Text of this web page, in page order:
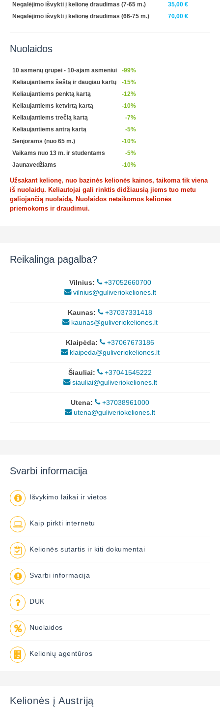
Negalėjimo išvykti į kelionę draudimas (7-65 m.)
35,00 €
Negalėjimo išvykti į kelionę draudimas (66-75 m.)
70,00 €
Nuolaidos
10 asmenų grupei - 10-ajam asmeniui
-99%
Keliaujantiems šeštą ir daugiau kartų
-15%
Keliaujantiems penktą kartą
-12%
Keliaujantiems ketvirtą kartą
-10%
Keliaujantiems trečią kartą
-7%
Keliaujantiems antrą kartą
-5%
Senjorams (nuo 65 m.)
-10%
Vaikams nuo 13 m. ir studentams
-5%
Jaunavedžiams
-10%
Užsakant kelionę, nuo bazinės kelionės kainos, taikoma tik viena
iš nuolaidų. Keliautojai gali rinktis didžiausią jiems tuo metu
galiojančią nuolaidą. Nuolaidos netaikomos kelionės
priemokoms ir draudimui.
Reikalinga pagalba?
Vilnius:
+37052660700
vilnius@guliveriokeliones.lt
Kaunas:
+37037331418
kaunas@guliveriokeliones.lt
Klaipėda:
+37067673186
klaipeda@guliveriokeliones.lt
Šiauliai:
+37041545222
siauliai@guliveriokeliones.lt
Utena:
+37038961000
utena@guliveriokeliones.lt
Svarbi informacija
Išvykimo laikai ir vietos
Kaip pirkti internetu
Kelionės sutartis ir kiti dokumentai
Svarbi informacija
DUK
Nuolaidos
Kelionių agentūros
Kelionės į Austriją